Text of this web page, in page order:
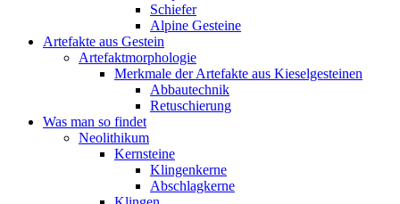
Schiefer
Alpine Gesteine
Artefakte aus Gestein
Artefaktmorphologie
Merkmale der Artefakte aus Kieselgesteinen
Abbautechnik
Retuschierung
Was man so findet
Neolithikum
Kernsteine
Klingenkerne
Abschlagkerne